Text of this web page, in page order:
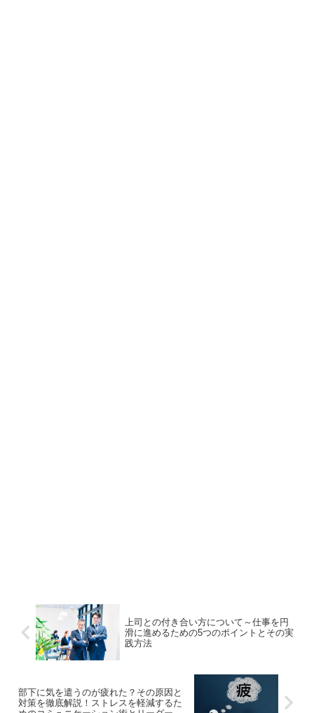
上司との付き合い方について～仕事を円
滑に進めるための5つのポイントとその実
践方法
部下に気を遣うのが疲れた？その原因と
対策を徹底解説！ストレスを軽減するた